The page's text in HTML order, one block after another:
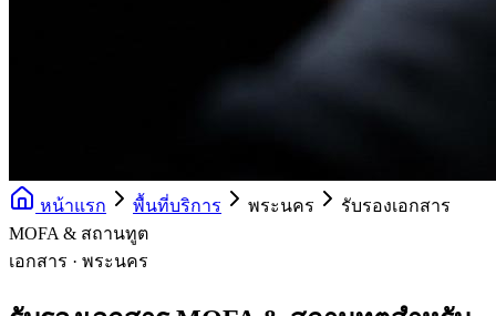
หน้าแรก พื้นที่บริการ พระนคร
รับรองเอกสาร
MOFA & สถานทูต
เอกสาร · พระนคร